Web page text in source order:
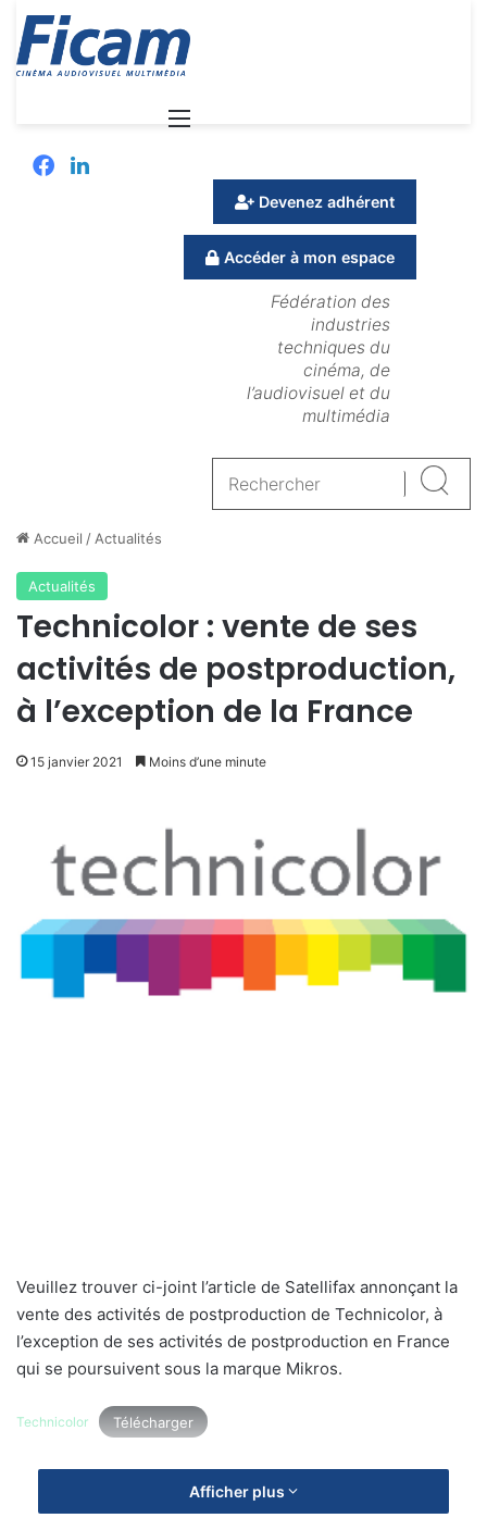
Menu
Facebook
Linkedin
Devenez adhérent
Accéder à mon espace
Fédération des
industries
techniques du
cinéma, de
l’audiovisuel et du
multimédia
Accueil / Actualités
Actualités
Technicolor : vente de ses
activités de postproduction,
à l’exception de la France
15 janvier 2021 Moins d’une minute
Veuillez trouver ci-joint l’article de Satellifax annonçant la
vente des activités de postproduction de Technicolor, à
l’exception de ses activités de postproduction en France
qui se poursuivent sous la marque Mikros.
Technicolor Télécharger
Afficher plus